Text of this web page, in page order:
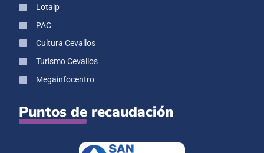
Lotaip
PAC
Cultura Cevallos
Turismo Cevallos
Megainfocentro
Puntos de recaudación